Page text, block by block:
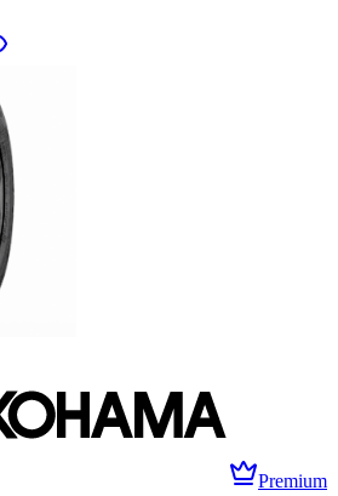
Premium